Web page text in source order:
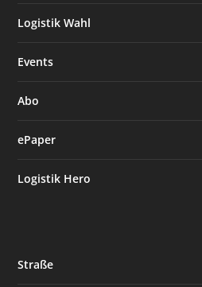
Logistik Wahl
Events
Abo
ePaper
Logistik Hero
Straße